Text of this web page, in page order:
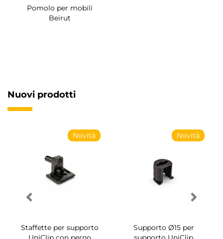
Pomolo per mobili
Beirut
Nuovi prodotti
Novità
Staffette per supporto
Novità
Supporto Ø15 per